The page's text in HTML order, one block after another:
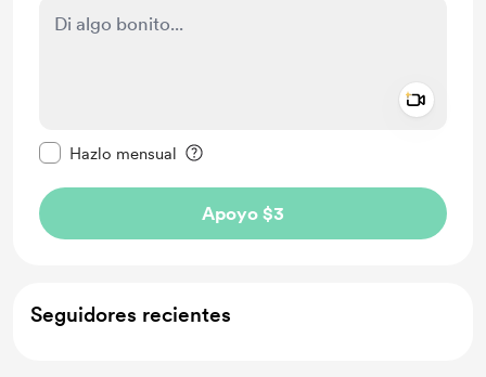
Hazlo mensual
Apoyo $3
Seguidores recientes